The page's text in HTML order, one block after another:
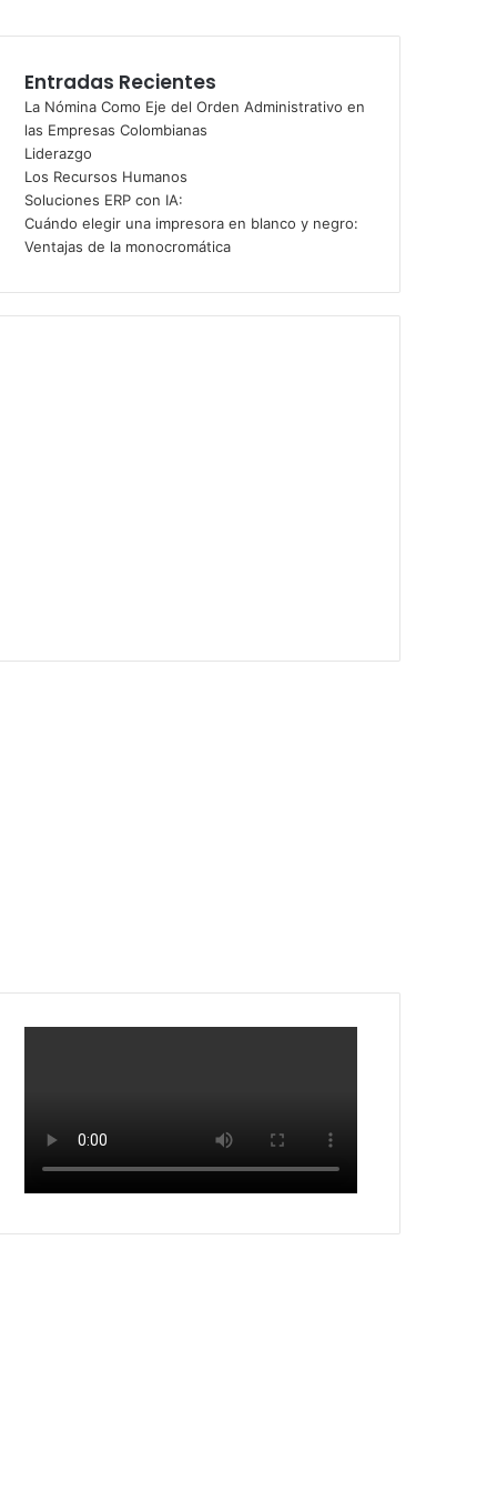
Entradas Recientes
La Nómina Como Eje del Orden Administrativo en
las Empresas Colombianas
Liderazgo
Los Recursos Humanos
Soluciones ERP con IA:
Cuándo elegir una impresora en blanco y negro:
Ventajas de la monocromática